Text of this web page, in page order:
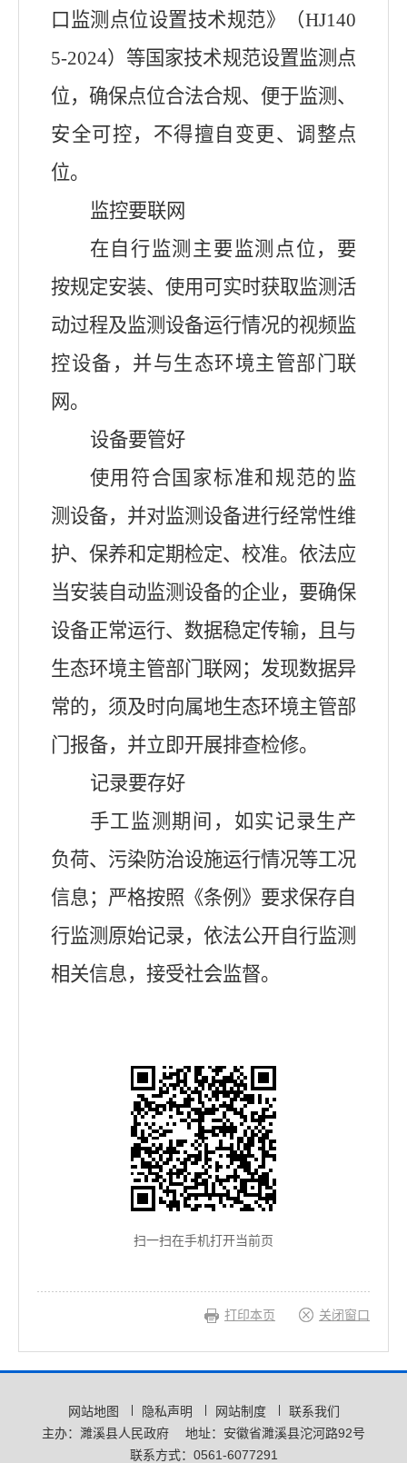
口监测点位设置技术规范》（HJ140
5-2024）等国家技术规范设置监测点
位，确保点位合法合规、便于监测、
安全可控，不得擅自变更、调整点
位。
监控要联网
在自行监测主要监测点位，要
按规定安装、使用可实时获取监测活
动过程及监测设备运行情况的视频监
控设备，并与生态环境主管部门联
网。
设备要管好
使用符合国家标准和规范的监
测设备，并对监测设备进行经常性维
护、保养和定期检定、校准。依法应
当安装自动监测设备的企业，要确保
设备正常运行、数据稳定传输，且与
生态环境主管部门联网；发现数据异
常的，须及时向属地生态环境主管部
门报备，并立即开展排查检修。
记录要存好
手工监测期间，如实记录生产
负荷、污染防治设施运行情况等工况
信息；严格按照《条例》要求保存自
行监测原始记录，依法公开自行监测
相关信息，接受社会监督。
扫一扫在手机打开当前页
打印本页 关闭窗口
网站地图 隐私声明 网站制度
联系我们
主办：濉溪县人民政府
地址：安徽省濉溪县沱河路92号
联系方式：0561-6077291